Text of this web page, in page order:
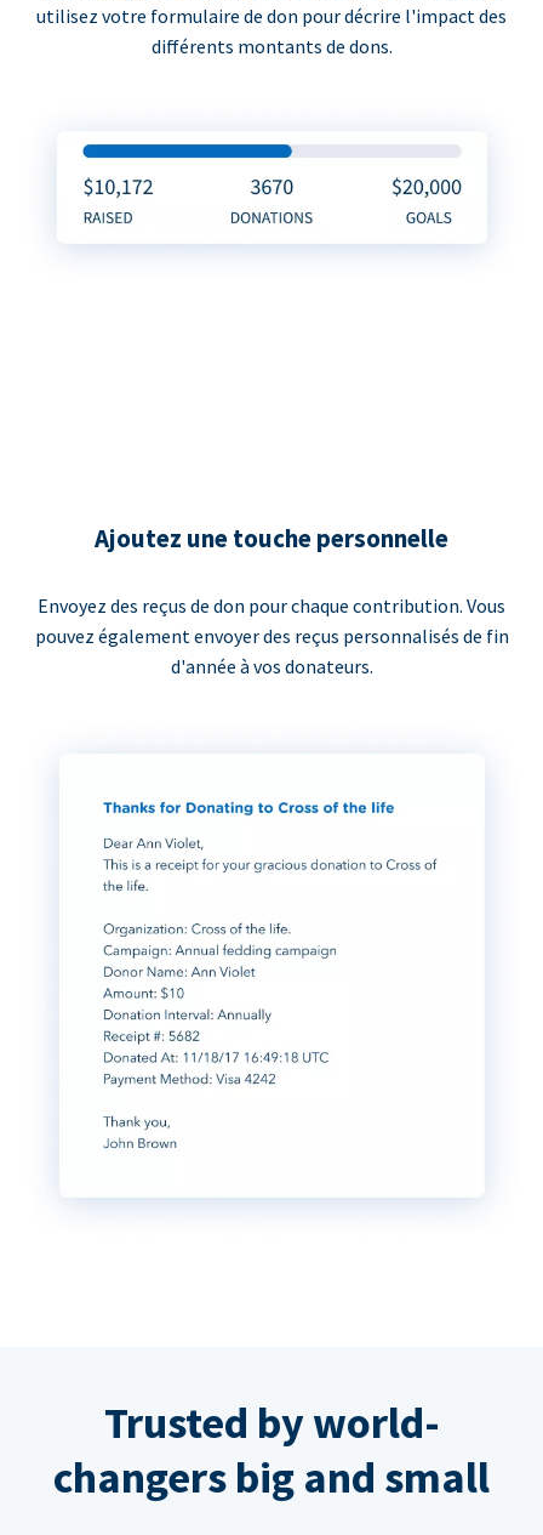
utilisez votre formulaire de don pour décrire l'impact des
différents montants de dons.
Ajoutez une touche personnelle
Envoyez des reçus de don pour chaque contribution. Vous
pouvez également envoyer des reçus personnalisés de fin
d'année à vos donateurs.
Trusted by world-
changers big and small